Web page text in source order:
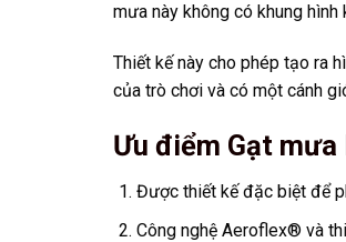
mưa này không có khung
Thiết kế này cho phép tạo ra
của trò chơi và có một cánh
Ưu điểm Gạt
Được thiết kế đặc biệt để
Công nghệ Aeroflex® và